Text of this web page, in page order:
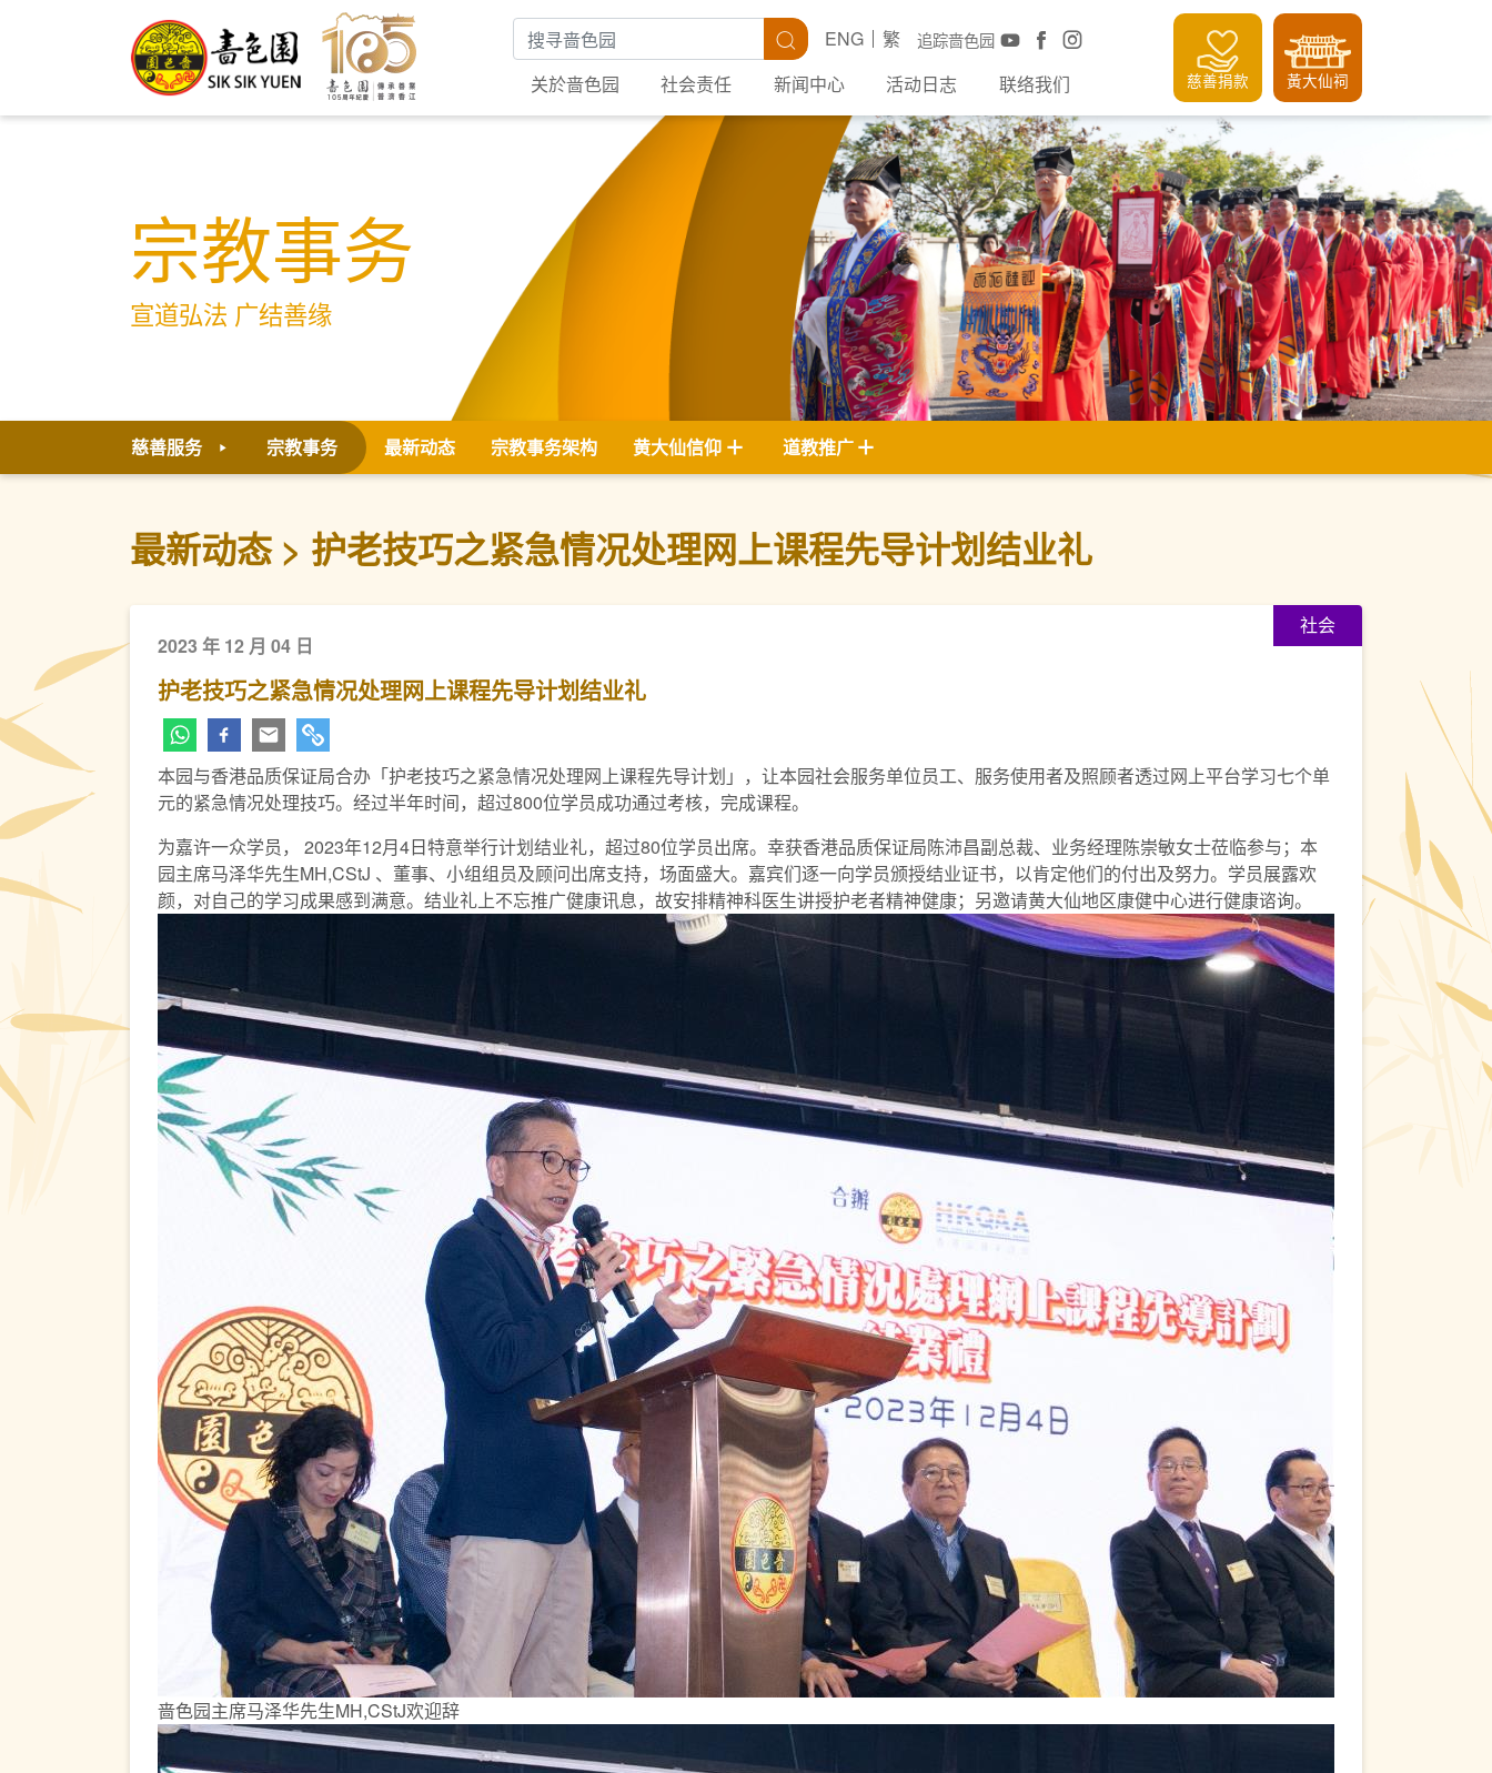
搜寻关键字 搜寻 追踪啬色园
ENG
繁
关於啬色园
社会责任 新闻中心 活动日志 联络我们 慈善捐款 黃大仙祠
宗教事务
宣道弘法 广结善缘
慈善服务 宗教事务 最新动态 宗教事务架构 黄大仙信仰 道教推广
最新动态 护老技巧之紧急情况处理网上课程先导计划结业礼
社会
2023 年 12 月 04 日
护老技巧之紧急情况处理网上课程先导计划结业礼
本园与香港品质保证局合办「护老技巧之紧急情况处理网上课程先导计划」，让本园社会服务单位员工、服务使用者及照顾者透过网上平台学习七个单
元的紧急情况处理技巧。经过半年时间，超过800位学员成功通过考核，完成课程。
为嘉许一众学员， 2023年12月4日特意举行计划结业礼，超过80位学员出席。幸获香港品质保证局陈沛昌副总裁、业务经理陈崇敏女士莅临参与；本
园主席马泽华先生MH,CStJ 、董事、小组组员及顾问出席支持，场面盛大。嘉宾们逐一向学员颁授结业证书，以肯定他们的付出及努力。学员展露欢
颜，对自己的学习成果感到满意。结业礼上不忘推广健康讯息，故安排精神科医生讲授护老者精神健康；另邀请黄大仙地区康健中心进行健康谘询。
啬色园主席马泽华先生MH,CStJ欢迎辞